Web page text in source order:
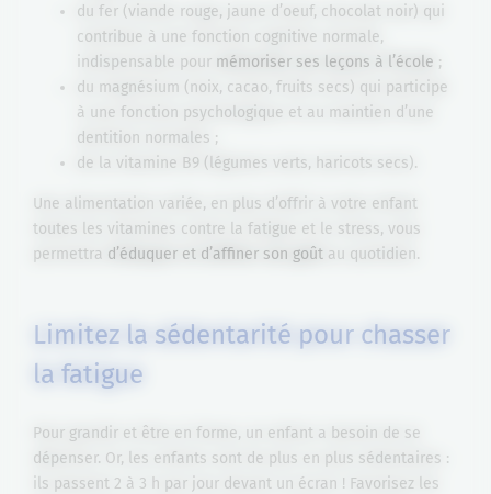
du fer (viande rouge, jaune d’oeuf, chocolat noir) qui
contribue à une fonction cognitive normale,
indispensable pour mémoriser ses leçons à l’école ;
du magnésium (noix, cacao, fruits secs) qui participe
à une fonction psychologique et au maintien d’une
dentition normales ;
de la vitamine B9 (légumes verts, haricots secs).
Une alimentation variée, en plus d’offrir à votre enfant
toutes les vitamines contre la fatigue et le stress, vous
permettra d’éduquer et d’affiner son goûtau quotidien.
Limitez la sédentarité pour chasser
la fatigue
Pour grandir et être en forme, un enfant a besoin de se
dépenser. Or, les enfants sont de plus en plus sédentaires :
ils passent 2 à 3 h par jour devant un écran ! Favorisez les